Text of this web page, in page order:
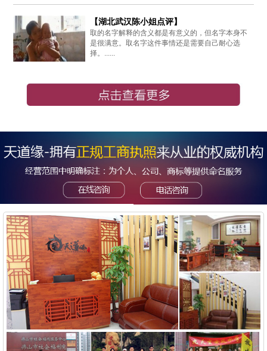
【湖北武汉陈小姐点评】
取的名字解释的含义都是有意义的，但名字本身不
是很满意。取名字这件事情还是需要自己耐心选
择。......